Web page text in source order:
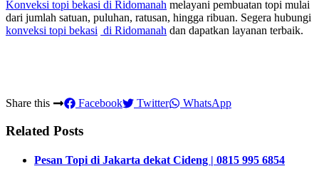
Konveksi topi bekasi di Ridomanah melayani pembuatan topi mulai
dari jumlah satuan, puluhan, ratusan, hingga ribuan. Segera hubungi
konveksi topi bekasi di Ridomanah dan dapatkan layanan terbaik.
Share this Facebook Twitter WhatsApp
Related Posts
Pesan Topi di Jakarta dekat Cideng | 0815 995 6854